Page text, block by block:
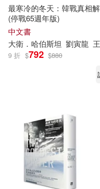
可超商取貨(4)
可港澳店取(4)
電子書 (可複選)
適合手機平板閱讀(1)
最寒冷的冬天：韓戰真相
(停戰65週年版)
中文書
大衛 ． 哈伯斯坦 劉寅龍 王祖寧
9 折 $792 $880